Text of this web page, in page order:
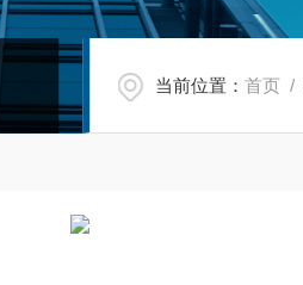
当前位置：首页 /